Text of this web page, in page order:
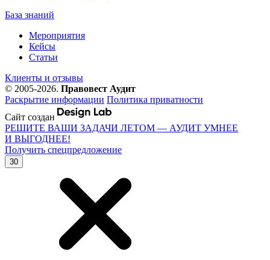
База знаний
Мероприятия
Кейсы
Статьи
Клиенты и отзывы
© 2005-2026. Правовест Аудит
Раскрытие информации Политика приватности
Сайт создан
РЕШИТЕ ВАШИ ЗАДАЧИ ЛЕТОМ — АУДИТ УМНЕЕ
И ВЫГОДНЕЕ!
Получить спецпредложение
30